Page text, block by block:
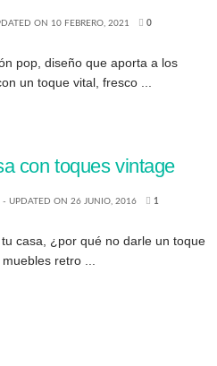
ON 10 FEBRERO, 2021 0
pop, diseño que aporta a los
un toque vital, fresco ...
con toques vintage
- UPDATED ON 26 JUNIO, 2016 1
casa, ¿por qué no darle un toque
retro ...